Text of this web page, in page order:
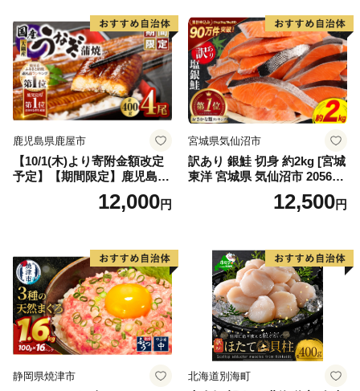
鹿児島県鹿屋市
【10/1(木)より寄附金額改定
予定】【期間限定】鹿児島県
大隅産うなぎ蒲焼4尾（400
g） KN007-02312,000円
宮城県気仙沼市
訳あり 銀鮭 切身 約2kg [宮城
東洋 宮城県 気仙沼市 205649
91] 鮭 魚介類 海鮮 訳アリ 規
格外 不揃い さけ サケ 鮭切身
切り身 魚 わけあり
12,500円
静岡県焼津市 北海道別海町